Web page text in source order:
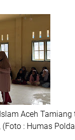
Aceh Tamiang
: Humas